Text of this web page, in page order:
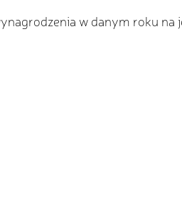
w danym roku na